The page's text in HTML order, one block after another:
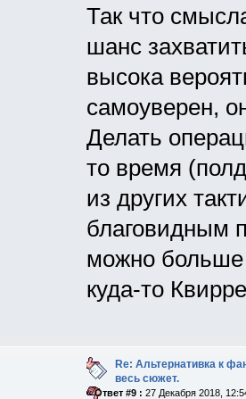
Так что
шанс
высока
самоуверен,
Делать
то время
из других
благовидным
можно больше
куда-то
Re: Альтернативка к
весь сюжет.
«Ответ #9 : 27 Декабря 2018,